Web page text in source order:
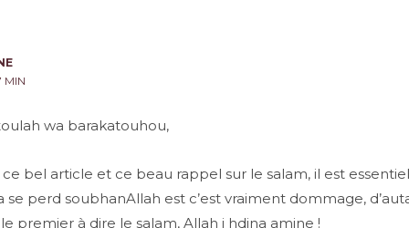
MIN
wa barakatouhou,
bel article et ce beau rappel sur le salam, il est
se perd soubhanAllah est c’est vraiment dommage,
premier à dire le salam, Allah i hdina amine !